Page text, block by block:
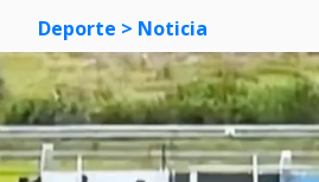
Deporte > Noticia